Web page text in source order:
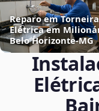
Reparo em Torneira
Elétrica em
Belo Horizonte‑MG